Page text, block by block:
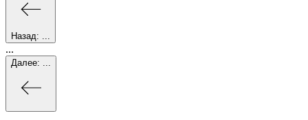
Назад:
...
Далее: